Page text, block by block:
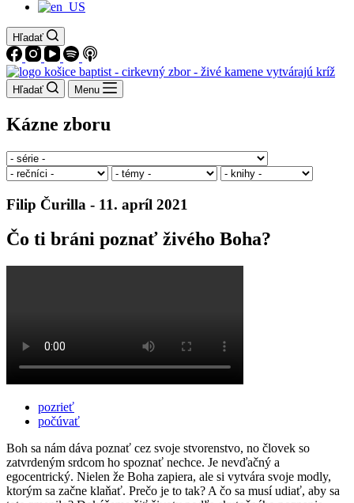
Hľadať
Hľadať Menu
Kázne zboru
Filip Čurilla - 11. apríl 2021
Čo ti bráni poznať živého Boha?
pozrieť
počúvať
Boh sa nám dáva poznať cez svoje stvorenstvo, no človek so
zatvrdeným srdcom ho spoznať nechce. Je nevďačný a
egocentrický. Nielen že Boha zapiera, ale si vytvára svoje modly,
ktorým sa začne klaňať. Prečo je to tak? A čo sa musí udiať, aby sa